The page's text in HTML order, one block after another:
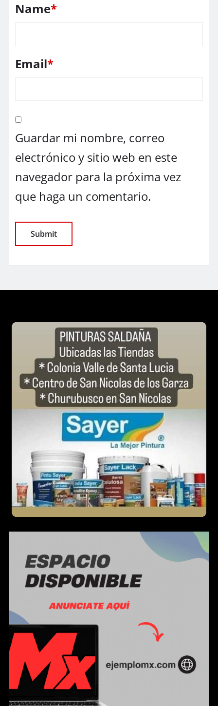
Name*
Email*
Guardar mi nombre, correo
electrónico y sitio web en este
navegador para la próxima vez
que haga un comentario.